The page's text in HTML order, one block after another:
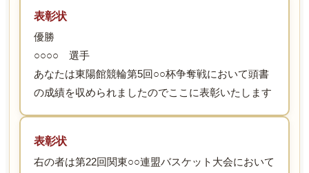
表彰状
優勝
○○○○ 選手
あなたは東陽館競輪第5回○○杯争奪戦において頭書
の成績を収められましたのでここに表彰いたします
表彰状
右の者は第22回関東○○連盟バスケット大会において